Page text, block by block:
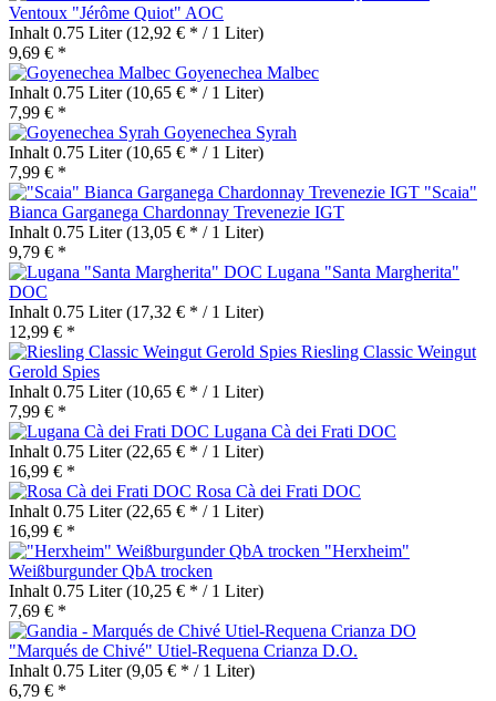
Ventoux "Jérôme Quiot" AOC
Inhalt 0.75 Liter(12,92 € * / 1 Liter)
9,69 € *
Goyenechea Malbec
Inhalt 0.75 Liter(10,65 € * / 1 Liter)
7,99 € *
Goyenechea Syrah
Inhalt 0.75 Liter(10,65 € * / 1 Liter)
7,99 € *
"Scaia"
Bianca Garganega Chardonnay Trevenezie IGT
Inhalt 0.75 Liter(13,05 € * / 1 Liter)
9,79 € *
Lugana "Santa Margherita"
DOC
Inhalt 0.75 Liter(17,32 € * / 1 Liter)
12,99 € *
Riesling Classic Weingut
Gerold Spies
Inhalt 0.75 Liter(10,65 € * / 1 Liter)
7,99 € *
Lugana Cà dei Frati DOC
Inhalt 0.75 Liter(22,65 € * / 1 Liter)
16,99 € *
Rosa Cà dei Frati DOC
Inhalt 0.75 Liter(22,65 € * / 1 Liter)
16,99 € *
"Herxheim"
Weißburgunder QbA trocken
Inhalt 0.75 Liter(10,25 € * / 1 Liter)
7,69 € *
"Marqués de Chivé" Utiel-Requena Crianza D.O.
Inhalt 0.75 Liter(9,05 € * / 1 Liter)
6,79 € *